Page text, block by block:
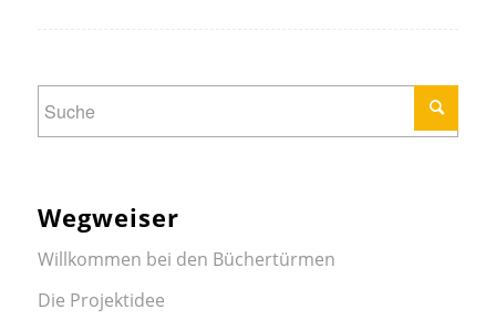
Wegweiser
Willkommen bei den Büchertürmen
Die Projektidee